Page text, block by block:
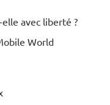
avec liberté ?
World